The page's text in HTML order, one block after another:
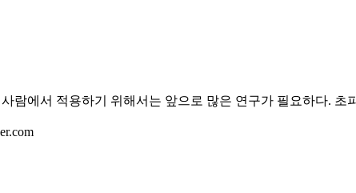
람에서 적용하기 위해서는 앞으로 많은 연구가 필요하다.